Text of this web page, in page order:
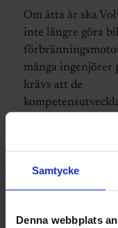
Samtycke
Denna webbplats
Om åtta år ska
inte längre göra
många ingenjörer
krävs att de
utvecklingsarbete.